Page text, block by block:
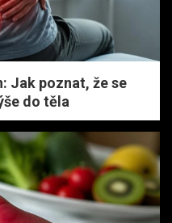
Jak poznat, že se
do těla